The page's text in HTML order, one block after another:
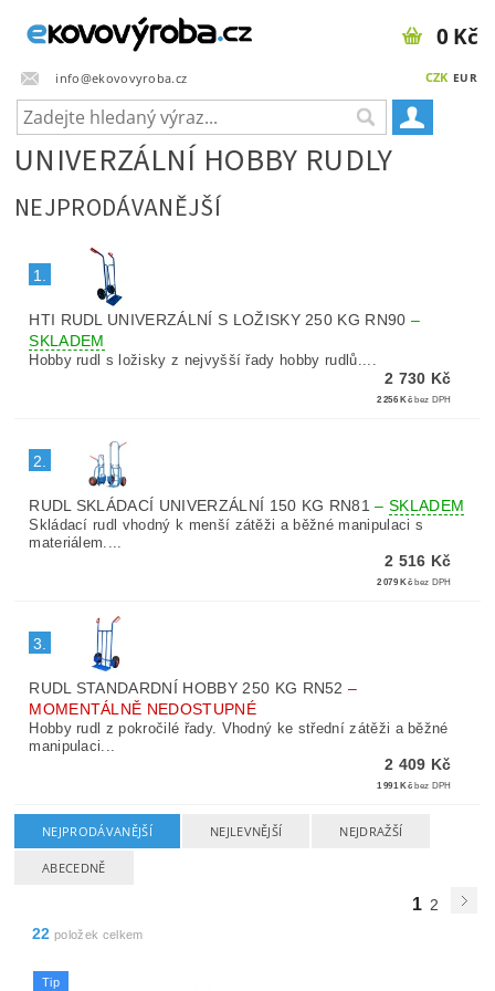
info@ekovovyroba.cz CZK EUR
0 Kč
UNIVERZÁLNÍ HOBBY RUDLY
NEJPRODÁVANĚJŠÍ
1.
HTI RUDL UNIVERZÁLNÍ S LOŽISKY 250 KG RN90–
SKLADEM
Hobby rudl s ložisky z nejvyšší řady hobby rudlů....
2 730 Kč
2 256 Kč bez DPH
2.
RUDL SKLÁDACÍ UNIVERZÁLNÍ 150 KG RN81–SKLADEM
Skládací rudl vhodný k menší zátěži a běžné manipulaci s
materiálem....
2 516 Kč
2 079 Kč bez DPH
3.
RUDL STANDARDNÍ HOBBY 250 KG RN52–
MOMENTÁLNĚ NEDOSTUPNÉ
Hobby rudl z pokročilé řady. Vhodný ke střední zátěži a běžné
manipulaci...
2 409 Kč
1 991 Kč bez DPH
NEJPRODÁVANĚJŠÍ NEJLEVNĚJŠÍ NEJDRAŽŠÍ
ABECEDNĚ
1 2
22 položek celkem
Tip